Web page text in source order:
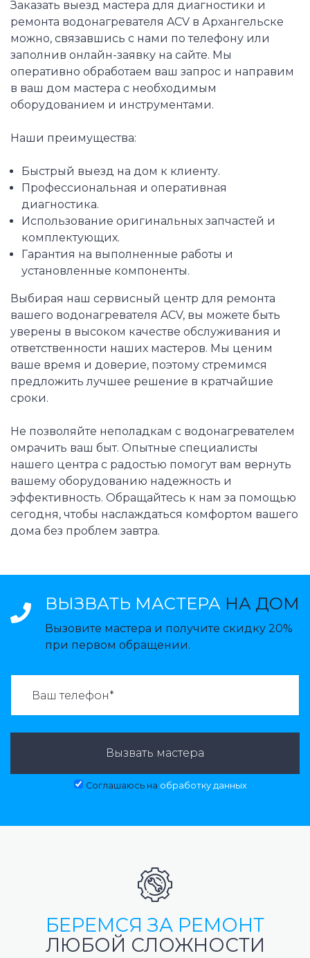
Заказать выезд мастера для диагностики и
ремонта водонагревателя ACV в Архангельске
можно, связавшись с нами по телефону или
заполнив онлайн-заявку на сайте. Мы
оперативно обработаем ваш запрос и направим
в ваш дом мастера с необходимым
оборудованием и инструментами.
Наши преимущества:
Быстрый выезд на дом к клиенту.
Профессиональная и оперативная
диагностика.
Использование оригинальных запчастей и
комплектующих.
Гарантия на выполненные работы и
установленные компоненты.
Выбирая наш сервисный центр для ремонта
вашего водонагревателя ACV, вы можете быть
уверены в высоком качестве обслуживания и
ответственности наших мастеров. Мы ценим
ваше время и доверие, поэтому стремимся
предложить лучшее решение в кратчайшие
сроки.
Не позволяйте неполадкам с водонагревателем
омрачить ваш быт. Опытные специалисты
нашего центра с радостью помогут вам вернуть
вашему оборудованию надежность и
эффективность. Обращайтесь к нам за помощью
сегодня, чтобы наслаждаться комфортом вашего
дома без проблем завтра.
ВЫЗВАТЬ МАСТЕРА НА ДОМ
Вызовите мастера и получите скидку 20%
при первом обращении.
Вызвать мастера
Соглашаюсь на обработку данных
БЕРЕМСЯ ЗА РЕМОНТ
ЛЮБОЙ СЛОЖНОСТИ